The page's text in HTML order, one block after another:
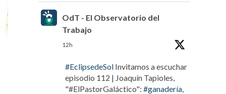
OdT - El Observatorio del
Trabajo
12h
#EclipsedeSol Invitamos a escuchar
episodio 112 | Joaquín Tapioles,
"#ElPastorGaláctico": #ganadería,